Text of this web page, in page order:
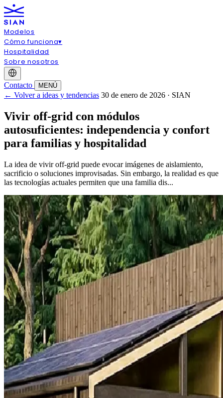
Modelos
Cómo funciona▾
Hospitalidad
Sobre nosotros
Contacto MENÚ
← Volver a ideas y tendencias 30 de enero de 2026 · SIAN
Vivir off‑grid con módulos
autosuficientes: independencia y confort
para familias y hospitalidad
La idea de vivir off‑grid puede evocar imágenes de aislamiento,
sacrificio o soluciones improvisadas. Sin embargo, la realidad es que
las tecnologías actuales permiten que una familia dis...